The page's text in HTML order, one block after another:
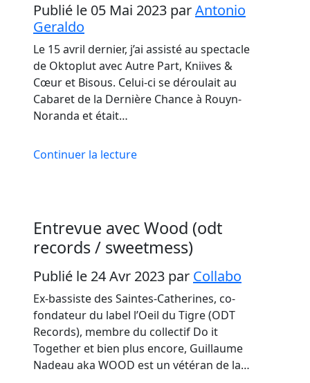
Publié le 05 Mai 2023 parAntonio
Geraldo
Le 15 avril dernier, j’ai assisté au spectacle
de Oktoplut avec Autre Part, Kniives &
Cœur et Bisous. Celui-ci se déroulait au
Cabaret de la Dernière Chance à Rouyn-
Noranda et était…
Continuer la lecture
Entrevue avec Wood (odt
records / sweetmess)
Publié le 24 Avr 2023 par Collabo
Ex-bassiste des Saintes-Catherines, co-
fondateur du label l’Oeil du Tigre (ODT
Records), membre du collectif Do it
Together et bien plus encore, Guillaume
Nadeau aka WOOD est un vétéran de la…